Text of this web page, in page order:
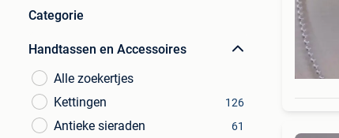
Categorie
Handtassen en Accessoires
Alle zoekertjes
Kettingen
126
Antieke sieraden 61